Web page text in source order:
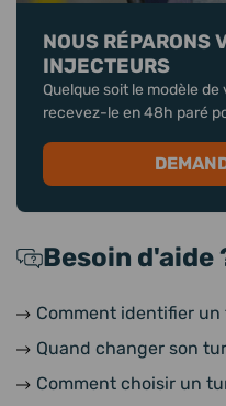
NOUS RÉPARONS
INJECTEURS
Quelque soit le modèle
recevez-le en 48h paré
Besoin d'aide
Comment identifier
Quand changer son
Comment choisir un